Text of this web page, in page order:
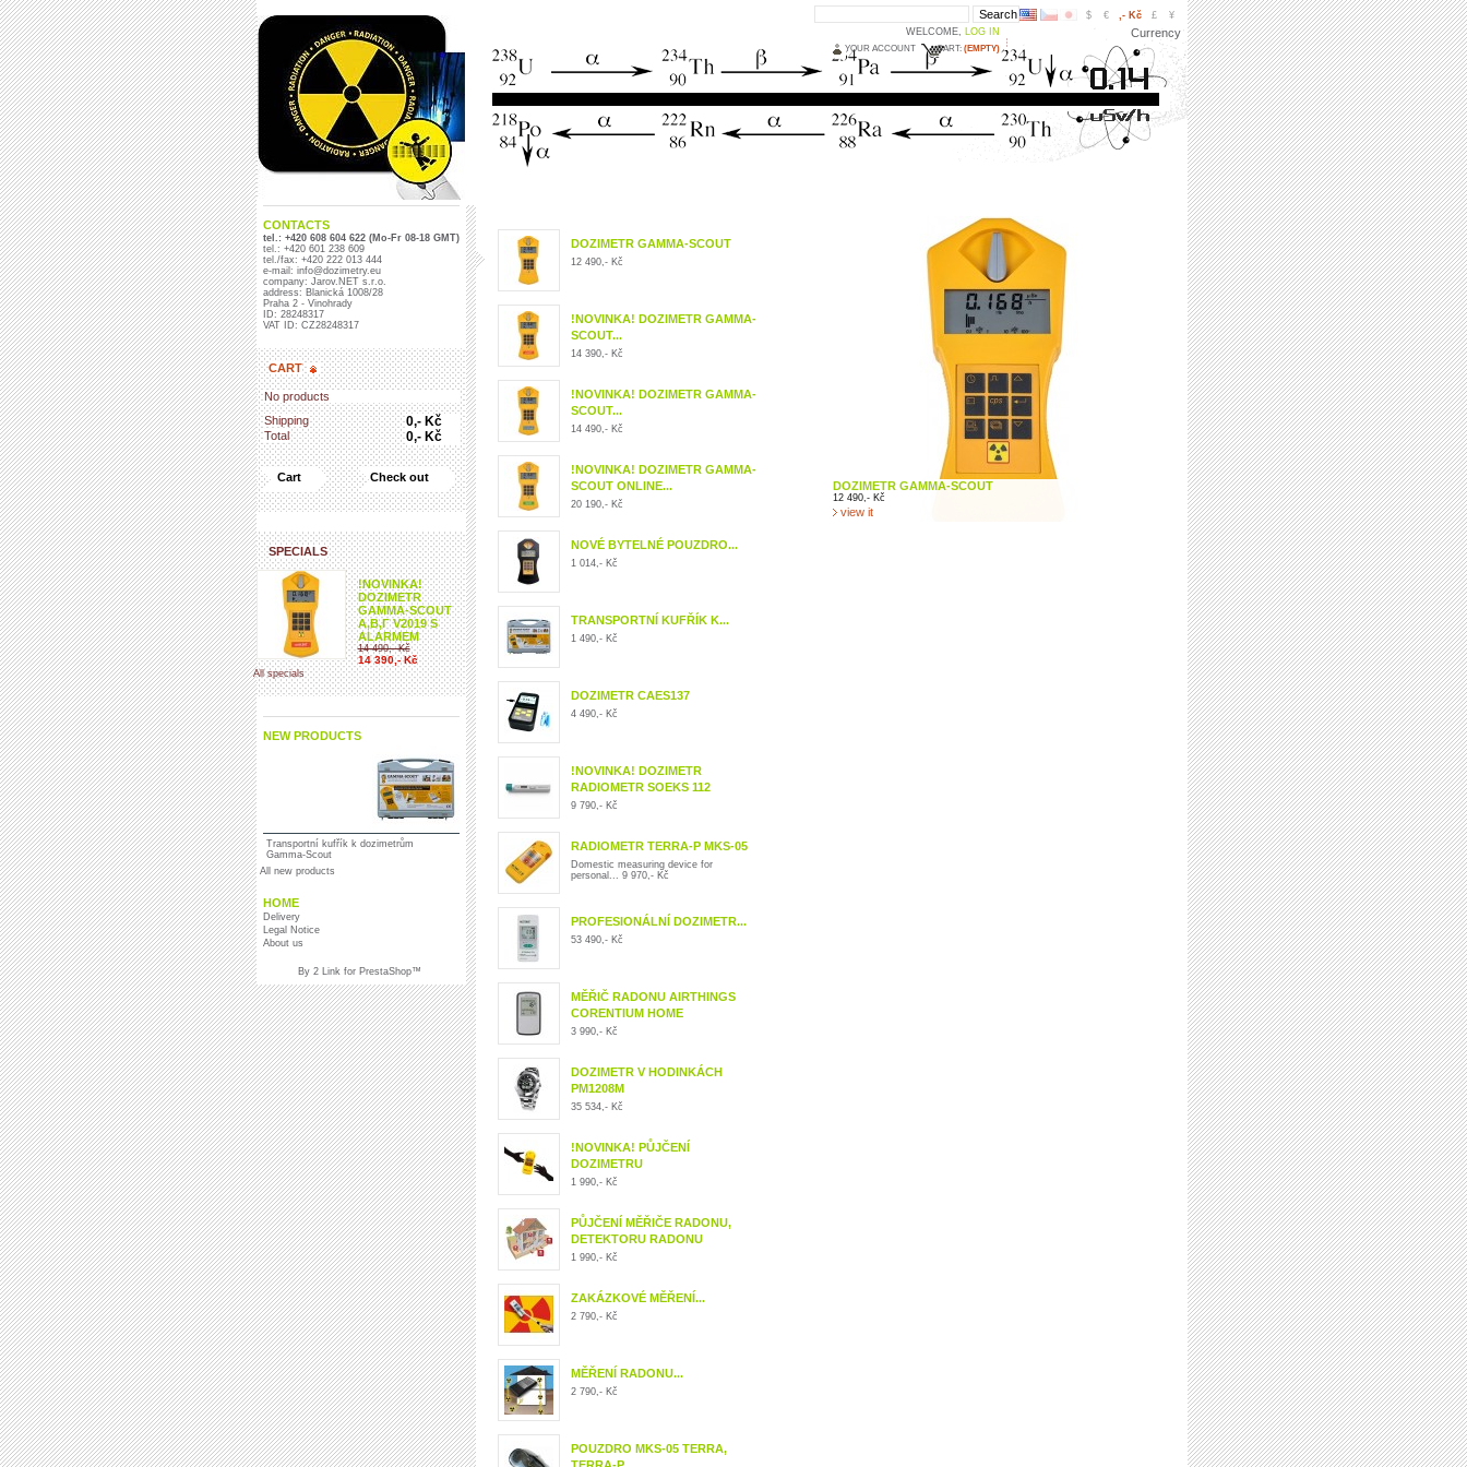
$ € ,- Kč £ ¥
Currency
WELCOME, LOG IN
CART: (EMPTY)
YOUR ACCOUNT
CONTACTS
tel.: +420 608 604 622 (Mo-Fr 08-18 GMT)
tel.: +420 601 238 609
tel./fax: +420 222 013 444
e-mail: info@dozimetry.eu
company: Jarov.NET s.r.o.
address: Blanická 1008/28
Praha 2 - Vinohrady
ID: 28248317
VAT ID: CZ28248317
CART
No products
Shipping
0,- Kč
Total 0,- Kč
Cart Check out
SPECIALS
!NOVINKA!
DOZIMETR
GAMMA-SCOUT
Α,Β,Γ V2019 S
ALARMEM
14 490,- Kč
14 390,- Kč
All specials
NEW PRODUCTS
Transportní kufřík k dozimetrům
Gamma-Scout
All new products
HOME
Delivery
Legal Notice
About us
By 2 Link for PrestaShop™
DOZIMETR GAMMA-SCOUT
12 490,- Kč
!NOVINKA! DOZIMETR GAMMA-
SCOUT...
14 390,- Kč
!NOVINKA! DOZIMETR GAMMA-
SCOUT...
14 490,- Kč
!NOVINKA! DOZIMETR GAMMA-
SCOUT ONLINE...
20 190,- Kč
NOVÉ BYTELNÉ POUZDRO...
1 014,- Kč
TRANSPORTNÍ KUFŘÍK K...
1 490,- Kč
DOZIMETR CAES137
4 490,- Kč
!NOVINKA! DOZIMETR
RADIOMETR SOEKS 112
9 790,- Kč
RADIOMETR TERRA-P MKS-05
Domestic measuring device for
personal...
9 970,- Kč
PROFESIONÁLNÍ DOZIMETR...
53 490,- Kč
MĚŘIČ RADONU AIRTHINGS
CORENTIUM HOME
3 990,- Kč
DOZIMETR V HODINKÁCH
PM1208M
35 534,- Kč
!NOVINKA! PŮJČENÍ
DOZIMETRU
1 990,- Kč
PŮJČENÍ MĚŘIČE RADONU,
DETEKTORU RADONU
1 990,- Kč
ZAKÁZKOVÉ MĚŘENÍ...
2 790,- Kč
MĚŘENÍ RADONU...
2 790,- Kč
POUZDRO MKS-05 TERRA,
TERRA-P
DOZIMETR GAMMA-SCOUT
12 490,- Kč
view it